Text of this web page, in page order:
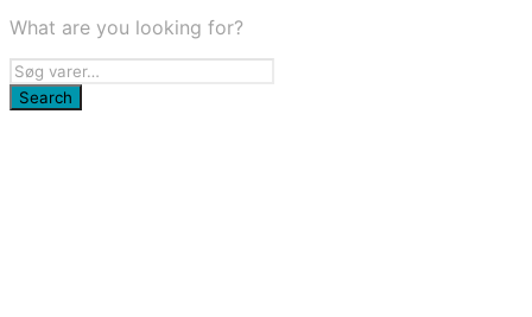
What are you looking for?